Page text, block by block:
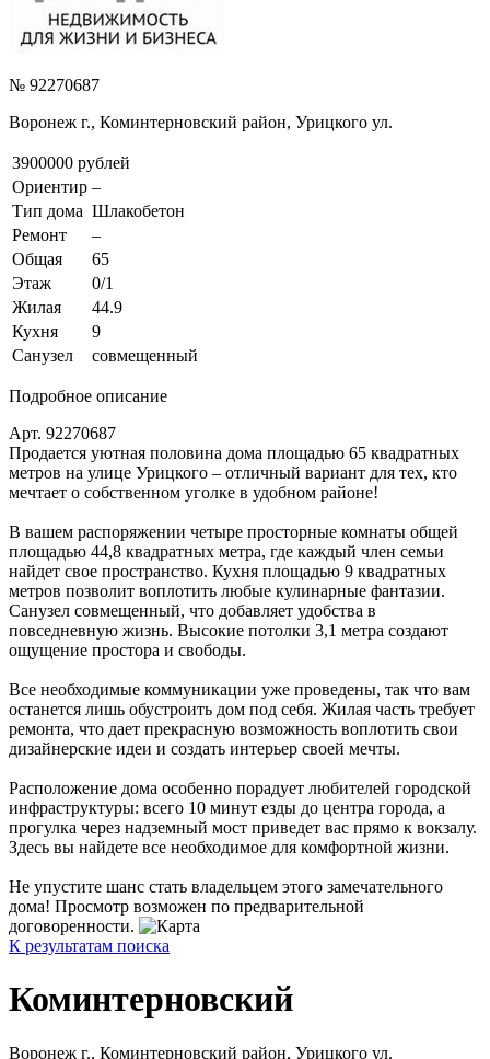
№ 92270687
Воронеж г., Коминтерновский район, Урицкого ул.
3900000 рублей
Ориентир –
Тип дома Шлакобетон
Ремонт
–
Общая
65
Этаж
0/1
Жилая
44.9
Кухня
9
Санузел
совмещенный
Подробное описание
Арт. 92270687
Продается уютная половина дома площадью 65 квадратных
метров на улице Урицкого – отличный вариант для тех, кто
мечтает о собственном уголке в удобном районе!
В вашем распоряжении четыре просторные комнаты общей
площадью 44,8 квадратных метра, где каждый член семьи
найдет свое пространство. Кухня площадью 9 квадратных
метров позволит воплотить любые кулинарные фантазии.
Санузел совмещенный, что добавляет удобства в
повседневную жизнь. Высокие потолки 3,1 метра создают
ощущение простора и свободы.
Все необходимые коммуникации уже проведены, так что вам
останется лишь обустроить дом под себя. Жилая часть требует
ремонта, что дает прекрасную возможность воплотить свои
дизайнерские идеи и создать интерьер своей мечты.
Расположение дома особенно порадует любителей городской
инфраструктуры: всего 10 минут езды до центра города, а
прогулка через надземный мост приведет вас прямо к вокзалу.
Здесь вы найдете все необходимое для комфортной жизни.
Не упустите шанс стать владельцем этого замечательного
дома! Просмотр возможен по предварительной
договоренности.
К результатам поиска
Коминтерновский
Воронеж г., Коминтерновский район, Урицкого ул.